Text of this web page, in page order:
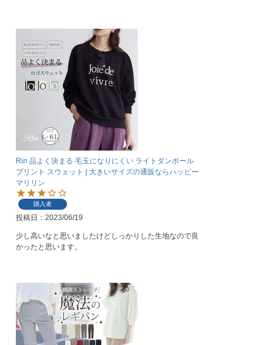
Rin 品よく決まる 毛玉になりにくい ライトダンボール
プリント スウェット | 大きいサイズの通販ならハッピー
マリリン
購入者
投稿日 2023/06/19
少し高いなと思いましたけどしっかりした生地なので良
かったと思います。